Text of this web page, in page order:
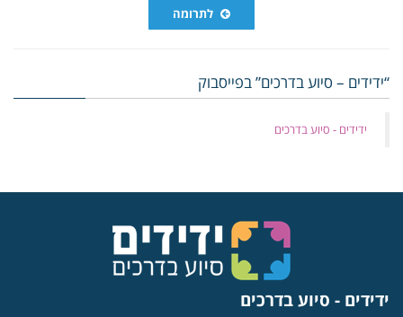
לתרומה
“ידידים – סיוע בדרכים” בפייסבוק
‏ידידים - סיוע בדרכים
ידידים - סיוע בדרכים